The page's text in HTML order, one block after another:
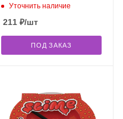
LORI, Сл-001
Уточнить наличие
211₽/шт
ПОД ЗАКАЗ